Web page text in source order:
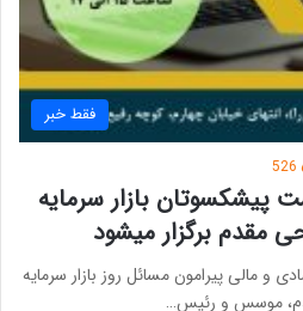
فقط خبر
526
بازار سرمایه
مقدم برگزار میشود
مالی پیرامون مسائل روز بازار سرمایه
موسس و رئیس…